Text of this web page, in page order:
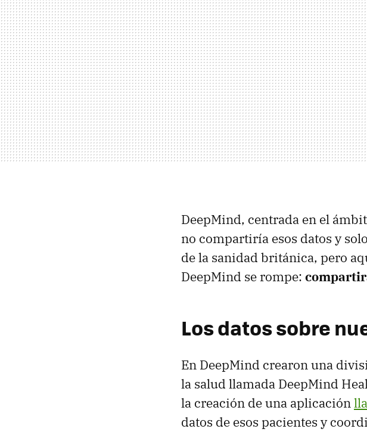
DeepMind, centrada en el
no compartiría esos datos y
de la sanidad británica, pero
DeepMind se rompe:
Los datos sobre
En DeepMind crearon una
la salud llamada DeepMind
la creación de una aplicación
datos de esos pacientes y